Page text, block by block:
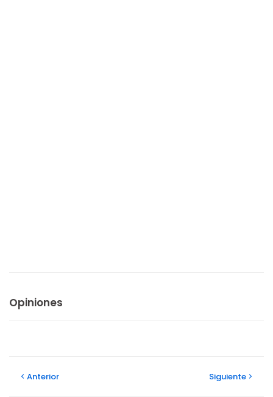
Opiniones
Anterior Siguiente